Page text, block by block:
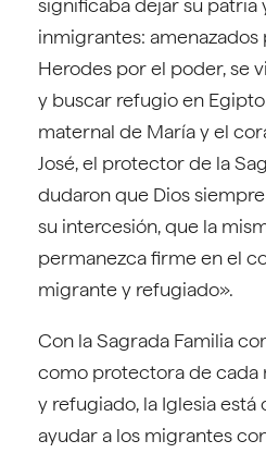
significaba dejar su patria
inmigrantes: amenazados
Herodes por el poder, se
y buscar refugio en
maternal de María y el
José, el protector de la
dudaron que Dios
su intercesión, que la
permanezca firme en el
migrante y refugiado».
Con la Sagrada Familia
como protectora de cada
y refugiado, la Iglesia
ayudar a los migrantes